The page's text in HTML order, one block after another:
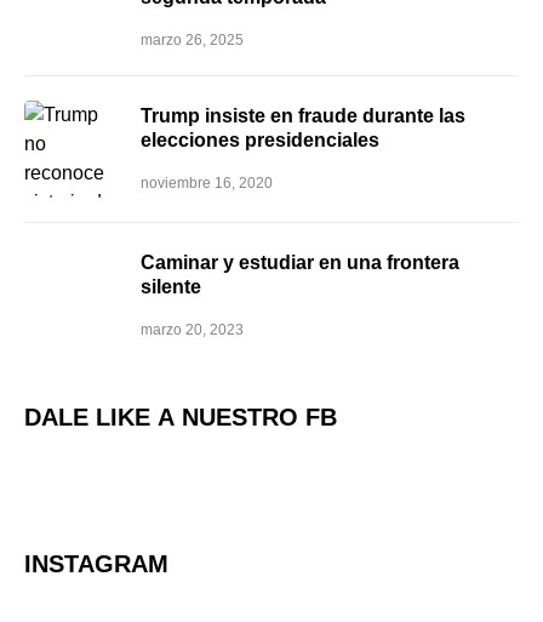
marzo 26, 2025
Trump insiste en fraude durante las
elecciones presidenciales
noviembre 16, 2020
Caminar y estudiar en una frontera
silente
marzo 20, 2023
DALE LIKE A NUESTRO FB
INSTAGRAM